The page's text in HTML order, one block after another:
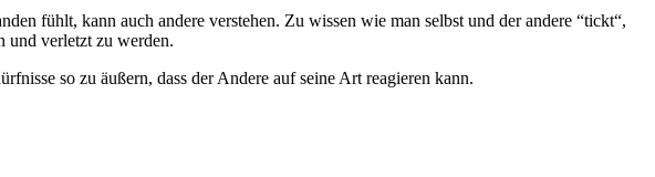
fühlt, kann auch andere verstehen. Zu wissen wie man selbst und der andere “tickt“,
und verletzt zu werden.
so zu äußern, dass der Andere auf seine Art reagieren kann.